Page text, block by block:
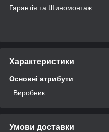
Гарантія та Шиномонтаж
Характеристики
Основні атрибути
Виробник
Умови доставки